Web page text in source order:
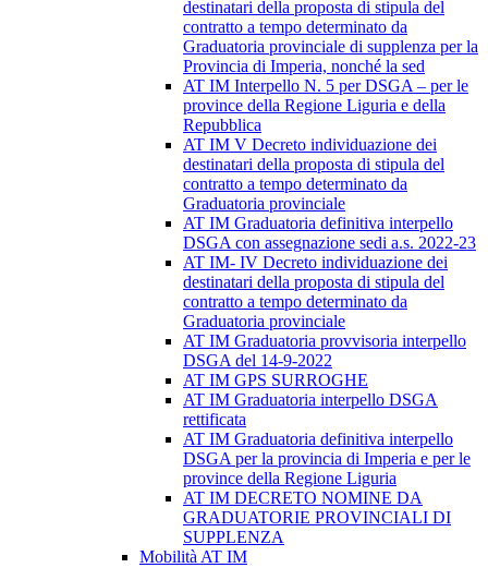
destinatari della proposta di stipula del
contratto a tempo determinato da
Graduatoria provinciale di supplenza per la
Provincia di Imperia, nonché la sed
AT IM Interpello N. 5 per DSGA – per le
province della Regione Liguria e della
Repubblica
AT IM V Decreto individuazione dei
destinatari della proposta di stipula del
contratto a tempo determinato da
Graduatoria provinciale
AT IM Graduatoria definitiva interpello
DSGA con assegnazione sedi a.s. 2022-23
AT IM- IV Decreto individuazione dei
destinatari della proposta di stipula del
contratto a tempo determinato da
Graduatoria provinciale
AT IM Graduatoria provvisoria interpello
DSGA del 14-9-2022
AT IM GPS SURROGHE
AT IM Graduatoria interpello DSGA
rettificata
AT IM Graduatoria definitiva interpello
DSGA per la provincia di Imperia e per le
province della Regione Liguria
AT IM DECRETO NOMINE DA
GRADUATORIE PROVINCIALI DI
SUPPLENZA
Mobilità AT IM